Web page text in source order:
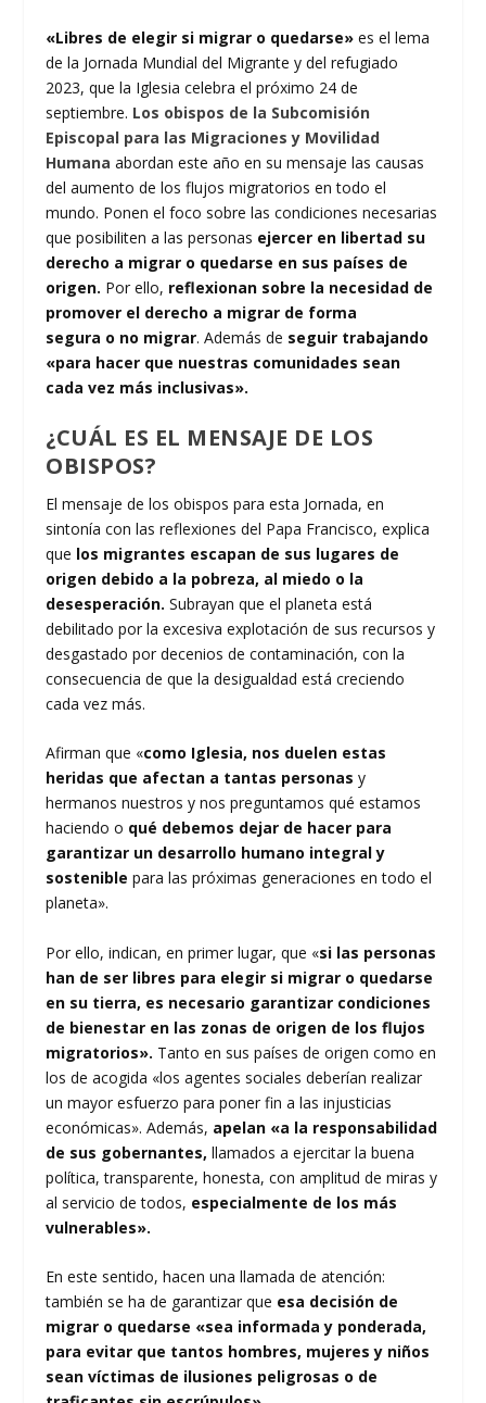
«Libres de elegir si migrar o quedarse» es el lema
de la Jornada Mundial del Migrante y del refugiado
2023, que la Iglesia celebra el próximo 24 de
septiembre. Los obispos de la Subcomisión
Episcopal para las Migraciones y Movilidad
Humana abordan este año en su mensaje las causas
del aumento de los flujos migratorios en todo el
mundo. Ponen el foco sobre las condiciones necesarias
que posibiliten a las personas ejercer en libertad su
derecho a migrar o quedarse en sus países de
origen. Por ello, reflexionan sobre la necesidad de
promover el derecho a migrar de forma
segura o no migrar. Además de seguir trabajando
«para hacer que nuestras comunidades sean
cada vez más inclusivas».
¿CUÁL ES EL MENSAJE DE LOS
OBISPOS?
El mensaje de los obispos para esta Jornada, en
sintonía con las reflexiones del Papa Francisco, explica
que los migrantes escapan de sus lugares de
origen debido a la pobreza, al miedo o la
desesperación. Subrayan que el planeta está
debilitado por la excesiva explotación de sus recursos y
desgastado por decenios de contaminación, con la
consecuencia de que la desigualdad está creciendo
cada vez más.
Afirman que «como Iglesia, nos duelen estas
heridas que afectan a tantas personasy
hermanos nuestros y nos preguntamos qué estamos
haciendo o qué debemos dejar de hacer para
garantizar un desarrollo humano integral y
sostenible para las próximas generaciones en todo el
planeta».
Por ello, indican, en primer lugar, que «si las personas
han de ser libres para elegir si migrar o quedarse
en su tierra, es necesario garantizar condiciones
de bienestar en las zonas de origen de los flujos
migratorios». Tanto en sus países de origen como en
los de acogida «los agentes sociales deberían realizar
un mayor esfuerzo para poner fin a las injusticias
económicas». Además, apelan «a la responsabilidad
de sus gobernantes,llamados a ejercitar la buena
política, transparente, honesta, con amplitud de miras y
al servicio de todos, especialmente de los más
vulnerables».
En este sentido, hacen una llamada de atención:
también se ha de garantizar que esa decisión de
migrar o quedarse «sea informada y ponderada,
para evitar que tantos hombres, mujeres y niños
sean víctimas de ilusiones peligrosas o de